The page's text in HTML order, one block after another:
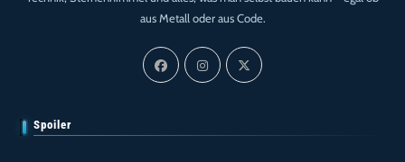
aus Metall oder aus Code.
Spoiler